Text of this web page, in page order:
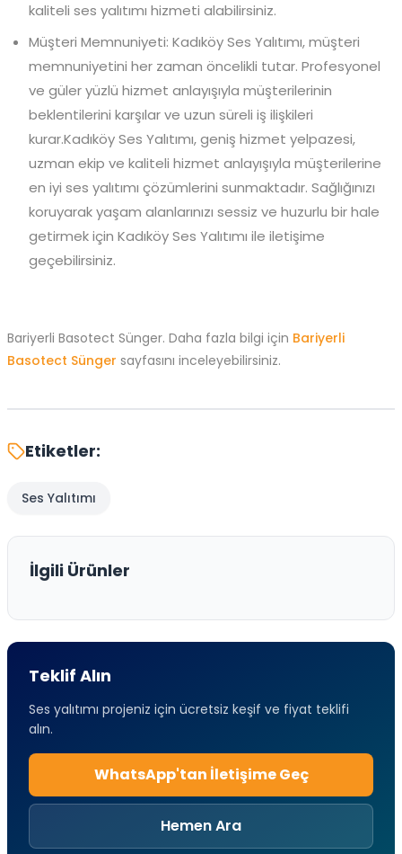
kaliteli ses yalıtımı hizmeti alabilirsiniz.
Müşteri Memnuniyeti: Kadıköy Ses Yalıtımı, müşteri
memnuniyetini her zaman öncelikli tutar. Profesyonel
ve güler yüzlü hizmet anlayışıyla müşterilerinin
beklentilerini karşılar ve uzun süreli iş ilişkileri
kurar.Kadıköy Ses Yalıtımı, geniş hizmet yelpazesi,
uzman ekip ve kaliteli hizmet anlayışıyla müşterilerine
en iyi ses yalıtımı çözümlerini sunmaktadır. Sağlığınızı
koruyarak yaşam alanlarınızı sessiz ve huzurlu bir hale
getirmek için Kadıköy Ses Yalıtımı ile iletişime
geçebilirsiniz.
Bariyerli Basotect Sünger. Daha fazla bilgi için Bariyerli
Basotect Sünger sayfasını inceleyebilirsiniz.
Etiketler:
Ses Yalıtımı
İlgili Ürünler
Teklif Alın
Ses yalıtımı projeniz için ücretsiz keşif ve fiyat teklifi
alın.
WhatsApp'tan İletişime Geç
Hemen Ara